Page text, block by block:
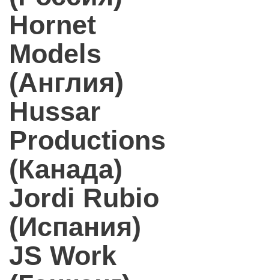
Hornet
Models
(Англия)
Hussar
Productions
(Канада)
Jordi Rubio
(Испания)
JS Work